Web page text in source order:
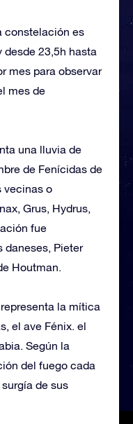
constelación es
desde 23,5h hasta
mes para observar
mes de
una lluvia de
de Fenícidas de
vecinas o
Grus, Hydrus,
fue
daneses, Pieter
Houtman.
la mítica
el ave Fénix. el
Según la
del fuego cada
de sus